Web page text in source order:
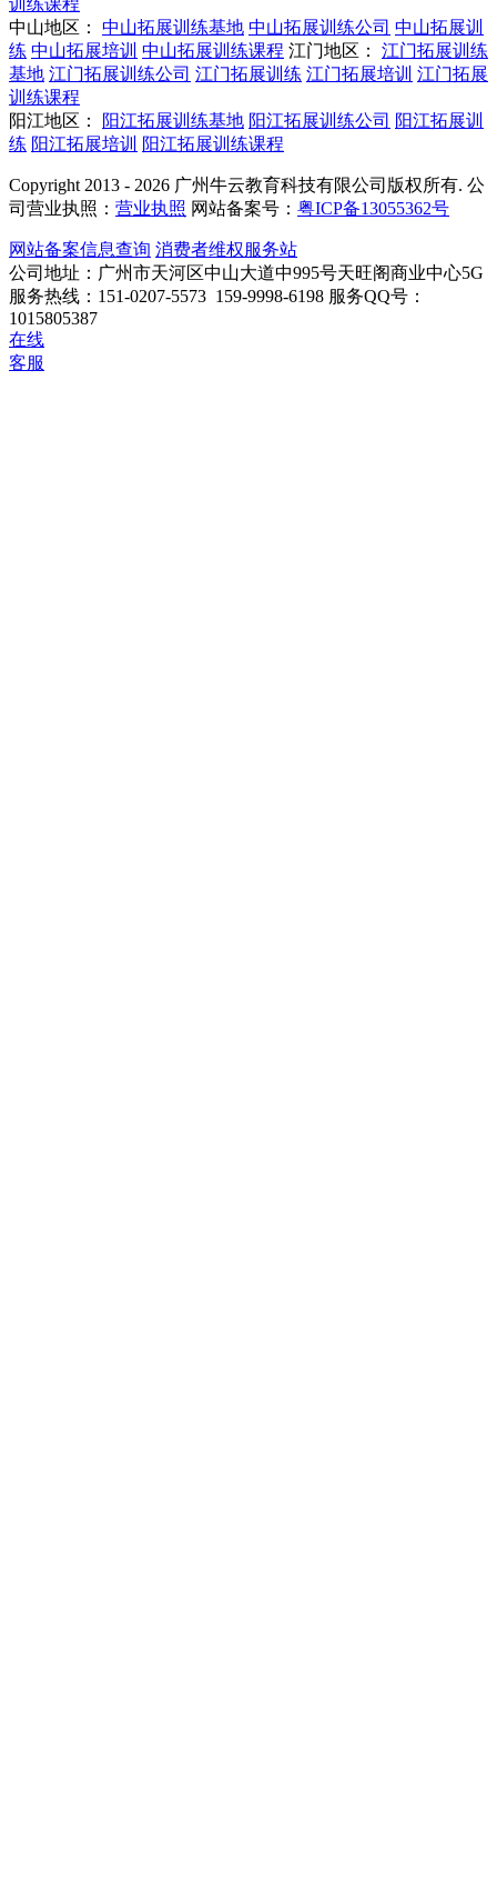
训练课程
中山地区：
中山拓展训练基地 中山拓展训练公司 中山拓展训
练 中山拓展培训 中山拓展训练课程 江门地区：
江门拓展训练
基地 江门拓展训练公司 江门拓展训练 江门拓展培训 江门拓展
训练课程
阳江地区：
阳江拓展训练基地 阳江拓展训练公司 阳江拓展训
练 阳江拓展培训 阳江拓展训练课程
Copyright 2013 - 2026 广州牛云教育科技有限公司版权所有. 公
司营业执照： 营业执照 网站备案号： 粤ICP备13055362号
网站备案信息查询 消费者维权服务站
公司地址：广州市天河区中山大道中995号天旺阁商业中心5G
服务热线：151-0207-5573 159-9998-6198 服务QQ号：
1015805387
在线
客服